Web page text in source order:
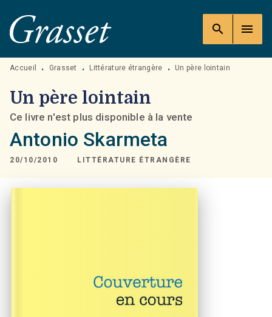
MENU RECHERCHE
PIED DE PAGE
search menu
Accueil • Grasset • Littérature étrangère • Un père lointain
Un père lointain
Ce livre n'est plus disponible à la vente
Antonio Skarmeta
20/10/2010 LITTÉRATURE ÉTRANGÈRE